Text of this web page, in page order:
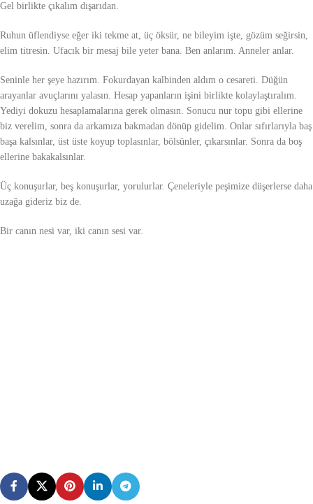
Gel birlikte çıkalım dışarıdan.
Ruhun üflendiyse eğer iki tekme at, üç öksür, ne bileyim işte, gözüm seğirsin,
elim titresin. Ufacık bir mesaj bile yeter bana. Ben anlarım. Anneler anlar.
Seninle her şeye hazırım. Fokurdayan kalbinden aldım o cesareti. Düğün
arayanlar avuçlarını yalasın. Hesap yapanların işini birlikte kolaylaştıralım.
Yediyi dokuzu hesaplamalarına gerek olmasın. Sonucu nur topu gibi ellerine
biz verelim, sonra da arkamıza bakmadan dönüp gidelim. Onlar sıfırlarıyla baş
başa kalsınlar, üst üste koyup toplasınlar, bölsünler, çıkarsınlar. Sonra da boş
ellerine bakakalsınlar.
Üç konuşurlar, beş konuşurlar, yorulurlar. Çeneleriyle peşimize düşerlerse daha
uzağa gideriz biz de.
Bir canın nesi var, iki canın sesi var.